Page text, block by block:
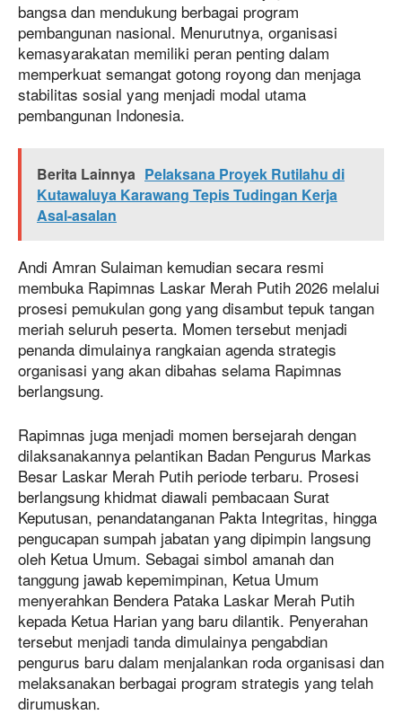
bangsa dan mendukung berbagai program
pembangunan nasional. Menurutnya, organisasi
kemasyarakatan memiliki peran penting dalam
memperkuat semangat gotong royong dan menjaga
stabilitas sosial yang menjadi modal utama
pembangunan Indonesia.
Berita Lainnya Pelaksana Proyek Rutilahu di
Kutawaluya Karawang Tepis Tudingan Kerja
Asal-asalan
Andi Amran Sulaiman kemudian secara resmi
membuka Rapimnas Laskar Merah Putih 2026 melalui
prosesi pemukulan gong yang disambut tepuk tangan
meriah seluruh peserta. Momen tersebut menjadi
penanda dimulainya rangkaian agenda strategis
organisasi yang akan dibahas selama Rapimnas
berlangsung.
Rapimnas juga menjadi momen bersejarah dengan
dilaksanakannya pelantikan Badan Pengurus Markas
Besar Laskar Merah Putih periode terbaru. Prosesi
berlangsung khidmat diawali pembacaan Surat
Keputusan, penandatanganan Pakta Integritas, hingga
pengucapan sumpah jabatan yang dipimpin langsung
oleh Ketua Umum. Sebagai simbol amanah dan
tanggung jawab kepemimpinan, Ketua Umum
menyerahkan Bendera Pataka Laskar Merah Putih
kepada Ketua Harian yang baru dilantik. Penyerahan
tersebut menjadi tanda dimulainya pengabdian
pengurus baru dalam menjalankan roda organisasi dan
melaksanakan berbagai program strategis yang telah
dirumuskan.